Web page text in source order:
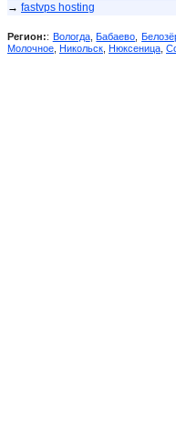
→ fastvps hosting
Регион:: Вологда,Бабаево ,
Молочное Никольск Нюксеница